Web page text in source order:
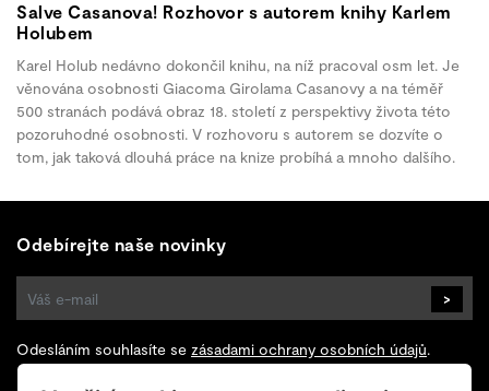
Salve Casanova! Rozhovor s autorem knihy Karlem
Holubem
Karel Holub nedávno dokončil knihu, na níž pracoval osm let. Je
věnována osobnosti Giacoma Girolama Casanovy a na téměř
500 stranách podává obraz 18. století z perspektivy života této
pozoruhodné osobnosti. V rozhovoru s autorem se dozvíte o
tom, jak taková dlouhá práce na knize probíhá a mnoho dalšího.
Odebírejte naše novinky
>
Odesláním souhlasíte se zásadami ochrany osobních údajů.